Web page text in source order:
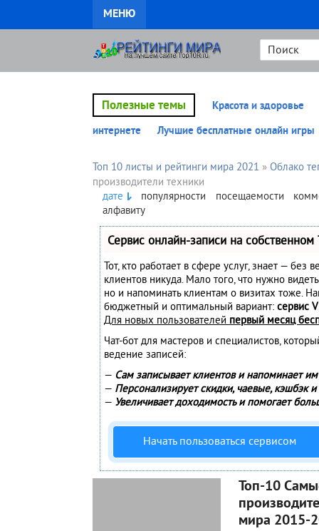
МЕНЮ
Полезные темы
Красота и здоровье
интернете
Лучшие бесплатные онлайн игры
Топ 10 листы и рейтинги мира 2021 » Облако
производители техники
дате
популярности посещаемости
алфавиту
Сервис онлайн-записи на
Тот, кто работает в сфере услуг, знает — без
клиентов никуда. Мало того, что нужно
но и напоминать клиентам о визитах тоже.
бюджетный и оптимальный вариант: сервис
Для новых пользователейпервый месяц
Чат-бот для мастеров и специалистов,
ведение записей:
— Сам записывает клиентов и напоминает
— Персонализирует скидки, чаевые, кэшбэк
— Увеличивает доходимость и помогает
Начать пользоваться сервисом
Топ-10
мира 2015-